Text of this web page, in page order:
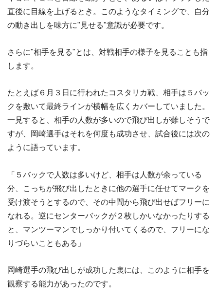
直後に目線を上げるとき。このようなタイミングで、自分
の動き出しを味方に"見せる"意識が必要です。
さらに"相手を見る"とは、対戦相手の様子を見ることも指
します。
たとえば６月３日に行われたコスタリカ戦、相手は５バッ
クを敷いて最終ラインが横幅を広くカバーしていました。
一見すると、相手の人数が多いので飛び出しが難しそうで
すが、岡崎選手はそれを何度も成功させ、試合後には次の
ように語っています。
「５バックで人数は多いけど、相手は人数が余っている
分、こっちが飛び出したときに他の選手に任せてマークを
受け渡そうとするので、その中間から飛び出せばフリーに
なれる。逆にセンターバックが２枚しかいなかったりする
と、マンツーマンでしっかり付いてくるので、フリーにな
りづらいこともある」
岡崎選手の飛び出しが成功した裏には、このように相手を
観察する能力があったのです。